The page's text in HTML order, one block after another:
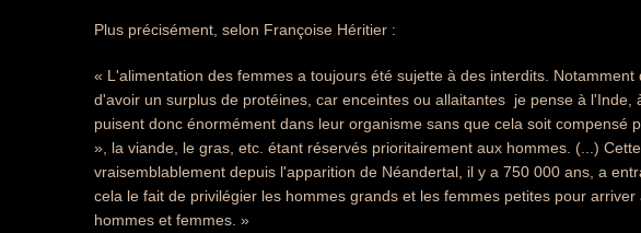
Plus précisément, selon Françoise Héritier :
« L'alimentation des femmes a toujours été sujette à des interdits.
d'avoir un surplus de protéines, car enceintes ou allaitantes  je pense à
puisent donc énormément dans leur organisme sans que cela soit compensé
», la viande, le gras, etc. étant réservés prioritairement aux hommes. (...)
vraisemblablement depuis l'apparition de Néandertal, il y a 750 000 ans, a
cela le fait de privilégier les hommes grands et les femmes petites pour
hommes et femmes. »